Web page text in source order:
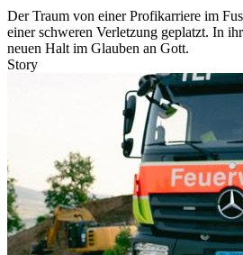
Der Traum von einer Profikarriere im
einer schweren Verletzung geplatzt. In
neuen Halt im Glauben an Gott.
Story